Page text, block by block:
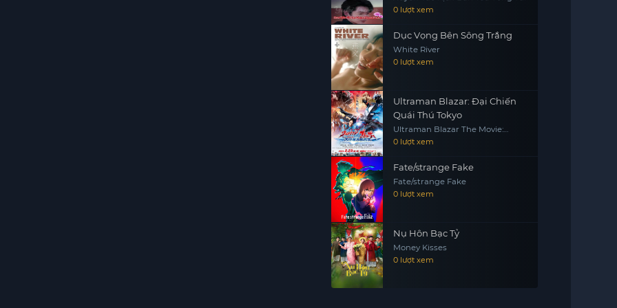
0 lượt xem
Dục Vọng Bên Sông Trắng
White River
0 lượt xem
Ultraman Blazar: Đại Chiến
Quái Thú Tokyo
Ultraman Blazar The Movie:
Tokyo Kaiju Showdown
0 lượt xem
Fate/strange Fake
Fate/strange Fake
0 lượt xem
Nụ Hôn Bạc Tỷ
Money Kisses
0 lượt xem